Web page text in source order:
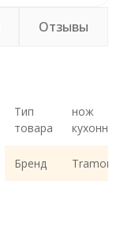
Отзывы
Тип
товара
нож
Бренд